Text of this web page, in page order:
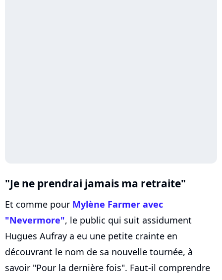
"Je ne prendrai jamais ma retraite"
Et comme pour Mylène Farmer avec
"Nevermore", le public qui suit assidument
Hugues Aufray a eu une petite crainte en
découvrant le nom de sa nouvelle tournée, à
savoir "Pour la dernière fois". Faut-il comprendre